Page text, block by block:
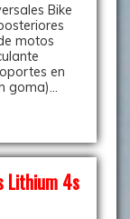
Bike
motos
en
goma)...
Lithium 4s